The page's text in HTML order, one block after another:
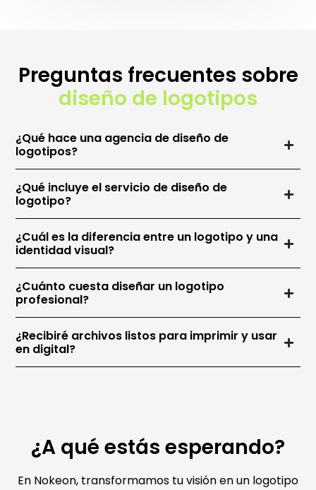
Preguntas frecuentes sobre
diseño de logotipos
¿Qué hace una agencia de diseño de
logotipos?
¿Qué incluye el servicio de diseño de
logotipo?
¿Cuál es la diferencia entre un logotipo y una
identidad visual?
¿Cuánto cuesta diseñar un logotipo
profesional?
¿Recibiré archivos listos para imprimir y usar
en digital?
¿A qué estás esperando?
En Nokeon, transformamos tu visión en un logotipo